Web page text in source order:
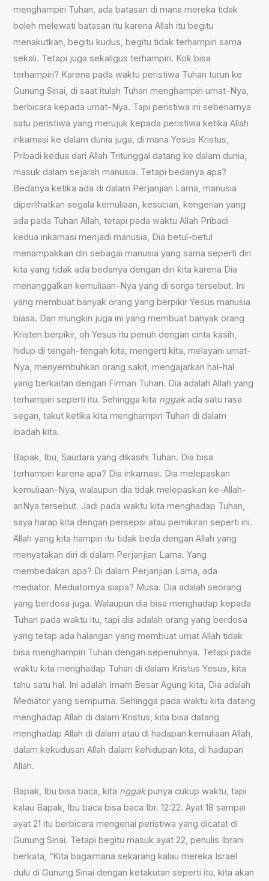
menghampiri Tuhan, ada batasan di mana mereka tidak
boleh melewati batasan itu karena Allah itu begitu
menakutkan, begitu kudus, begitu tidak terhampiri sama
sekali. Tetapi juga sekaligus terhampiri. Kok bisa
terhampiri? Karena pada waktu peristiwa Tuhan turun ke
Gunung Sinai, di saat itulah Tuhan menghampiri umat-Nya,
berbicara kepada umat-Nya. Tapi peristiwa ini sebenarnya
satu peristiwa yang merujuk kepada peristiwa ketika Allah
inkarnasi ke dalam dunia juga, di mana Yesus Kristus,
Pribadi kedua dari Allah Tritunggal datang ke dalam dunia,
masuk dalam sejarah manusia. Tetapi bedanya apa?
Bedanya ketika ada di dalam Perjanjian Lama, manusia
diperlihatkan segala kemuliaan, kesucian, kengerian yang
ada pada Tuhan Allah, tetapi pada waktu Allah Pribadi
kedua inkarnasi menjadi manusia, Dia betul-betul
menampakkan diri sebagai manusia yang sama seperti diri
kita yang tidak ada bedanya dengan diri kita karena Dia
menanggalkan kemuliaan-Nya yang di sorga tersebut. Ini
yang membuat banyak orang yang berpikir Yesus manusia
biasa. Dan mungkin juga ini yang membuat banyak orang
Kristen berpikir, oh Yesus itu penuh dengan cinta kasih,
hidup di tengah-tengah kita, mengerti kita, melayani umat-
Nya, menyembuhkan orang sakit, mengajarkan hal-hal
yang berkaitan dengan Firman Tuhan. Dia adalah Allah yang
terhampiri seperti itu. Sehingga kita nggakada satu rasa
segan, takut ketika kita menghampiri Tuhan di dalam
ibadah kita.
Bapak, Ibu, Saudara yang dikasihi Tuhan. Dia bisa
terhampiri karena apa? Dia inkarnasi. Dia melepaskan
kemuliaan-Nya, walaupun dia tidak melepaskan ke-Allah-
anNya tersebut. Jadi pada waktu kita menghadap Tuhan,
saya harap kita dengan persepsi atau pemikiran seperti ini.
Allah yang kita hampiri itu tidak beda dengan Allah yang
menyatakan diri di dalam Perjanjian Lama. Yang
membedakan apa? Di dalam Perjanjian Lama, ada
mediator. Mediatornya siapa? Musa. Dia adalah seorang
yang berdosa juga. Walaupun dia bisa menghadap kepada
Tuhan pada waktu itu, tapi dia adalah orang yang berdosa
yang tetap ada halangan yang membuat umat Allah tidak
bisa menghampiri Tuhan dengan sepenuhnya. Tetapi pada
waktu kita menghadap Tuhan di dalam Kristus Yesus, kita
tahu satu hal. Ini adalah Imam Besar Agung kita, Dia adalah
Mediator yang sempurna. Sehingga pada waktu kita datang
menghadap Allah di dalam Kristus, kita bisa datang
menghadap Allah di dalam atau di hadapan kemuliaan Allah,
dalam kekudusan Allah dalam kehidupan kita, di hadapan
Allah.
Bapak, Ibu bisa baca, kita nggakpunya cukup waktu, tapi
kalau Bapak, Ibu baca bisa baca Ibr. 12:22. Ayat 18 sampai
ayat 21 itu berbicara mengenai peristiwa yang dicatat di
Gunung Sinai. Tetapi begitu masuk ayat 22, penulis Ibrani
berkata, “Kita bagaimana sekarang kalau mereka Israel
dulu di Gunung Sinai dengan ketakutan seperti itu, kita akan